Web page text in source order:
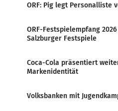
ORF: Pig legt Personalliste
ORF-Festspielempfang
Salzburger Festspiele
Coca-Cola präsentiert
Markenidentität
Volksbanken mit